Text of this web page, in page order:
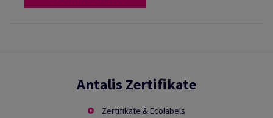
Antalis Zertifikate
Zertifikate & Ecolabels